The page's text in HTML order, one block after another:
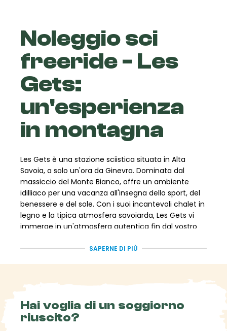
Noleggio sci
freeride - Les
Gets:
un'esperienza
in montagna
Les Gets è una stazione sciistica situata in Alta
Savoia, a solo un'ora da Ginevra. Dominata dal
massiccio del Monte Bianco, offre un ambiente
idilliaco per una vacanza all'insegna dello sport, del
benessere e del sole. Con i suoi incantevoli chalet in
legno e la tipica atmosfera savoiarda, Les Gets vi
immerge in un'atmosfera autentica fin dal vostro
Durante tutto l'anno, la località organizza e ospita
eventi sportivi, rendendola una destinazione leader
inverno, Les Gets è una tappa fondamentale della
Grande Odyssée Savoie Mont-Blanc, una gara di
cani da slitta attraverso vasti paesaggi. Rock the
Pistes, invece, è un festival musicale all'aperto unico
SAPERNE DI PIÙ
Hai voglia di un soggiorno
riuscito?